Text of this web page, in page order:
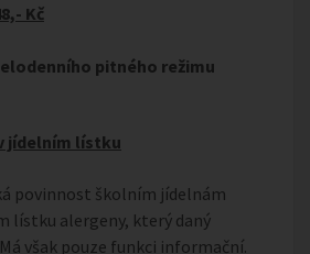
Kč
pitného režimu
jídelním lístku
povinnost školním jídelnám
lístku alergeny, který daný
však pouze funkci informační.